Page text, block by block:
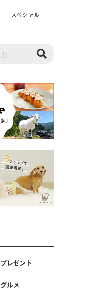
スペシャル
プレゼント
グルメ